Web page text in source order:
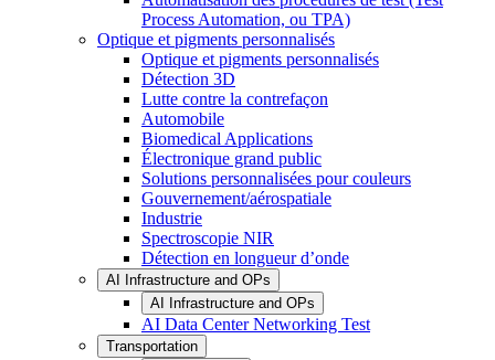
Process Automation, ou TPA)
Optique et pigments personnalisés
Optique et pigments personnalisés
Détection 3D
Lutte contre la contrefaçon
Automobile
Biomedical Applications
Électronique grand public
Solutions personnalisées pour couleurs
Gouvernement/aérospatiale
Industrie
Spectroscopie NIR
Détection en longueur d’onde
AI Infrastructure and OPs
AI Infrastructure and OPs
AI Data Center Networking Test
Transportation